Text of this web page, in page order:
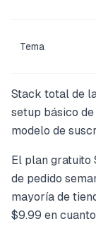
Tema
Stack total de
setup básico
modelo de
El plan gratuito
de pedido
mayoría de
$9.99 en